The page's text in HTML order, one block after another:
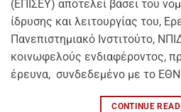
(ΕΠΙΣΕΥ) αποτελεί βάσει του
ίδρυσης και λειτουργίας του,
Πανεπιστημιακό Ινστιτούτο,
κοινωφελούς ενδιαφέροντος,
έρευνα, συνδεδεμένο με το
CONTINUE